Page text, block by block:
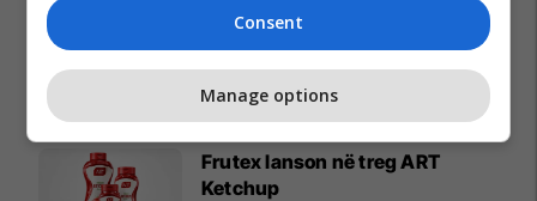
AAB udhëheq arsimin privat në
rajon: Mbi 60 programe studimi
për profesionet e së ardhmes
Kolegji AAB
Frutex lanson në treg ART
Ketchup
Consent
Manage options